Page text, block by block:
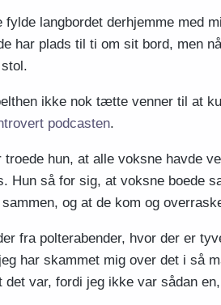
fylde langbordet derhjemme med
har plads til ti om sit bord, men
ikke nok tætte venner til at
podcasten.
troede hun, at alle voksne havde
Hun så for sig, at voksne boede
og at de kom og
fra polterabender, hvor der er
har skammet mig over det i så
det var, fordi jeg ikke var sådan